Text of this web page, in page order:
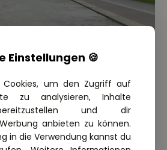
sich in dieser Situation
Einstellungen 🍪
Cookies, um den Zugriff auf
zu analysieren, Inhalte
und dir
anbieten zu können.
in die Verwendung kannst du